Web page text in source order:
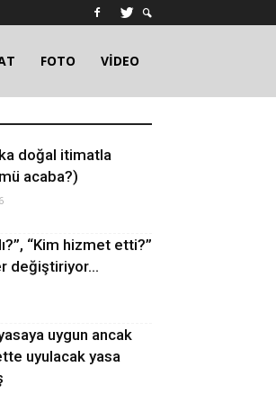
FOTO VİDEO
doğal itimatla
acaba?)
“Kim hizmet etti?”
değiştiriyor…
uygun ancak
uyulacak yasa